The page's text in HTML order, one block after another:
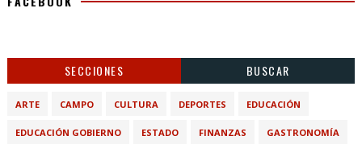
SECCIONES BUSCAR
ARTE CAMPO CULTURA DEPORTES EDUCACIÓN
EDUCACIÓN GOBIERNO ESTADO FINANZAS GASTRONOMÍA